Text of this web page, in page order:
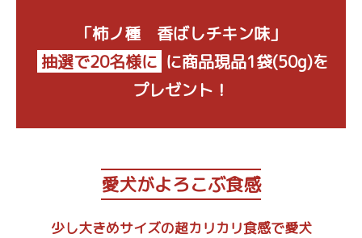
「柿ノ種 香ばしチキン味」
抽選で20名様に に商品現品1袋(50g)を
プレゼント！
愛犬がよろこぶ食感
少し大きめサイズの超カリカリ食感で愛犬